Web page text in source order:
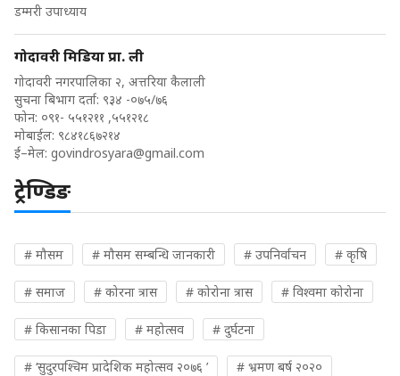
डम्मरी उपाध्याय
गोदावरी मिडिया प्रा. ली
गोदावरी नगरपालिका २, अत्तरिया कैलाली
सुचना बिभाग दर्ता: ९३४ -०७५/७६
फोन: ०९१- ५५१२११ ,५५१२१८
मोबाईल: ९८४१८६७२१४
ई–मेल: govindrosyara@gmail.com
ट्रेण्डिङ
# मौसम # मौसम सम्बन्धि जानकारी # उपनिर्वाचन # कृषि
# समाज # कोरना त्रास # कोरोना त्रास # विश्वमा कोरोना
# किसानका पिडा # महोत्सव # दुर्घटना
# ‘सुदुरपश्चिम प्रादेशिक महोत्सव २०७६ ’ # भ्रमण बर्ष २०२०